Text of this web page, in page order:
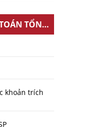
TỔNG
khoản trích